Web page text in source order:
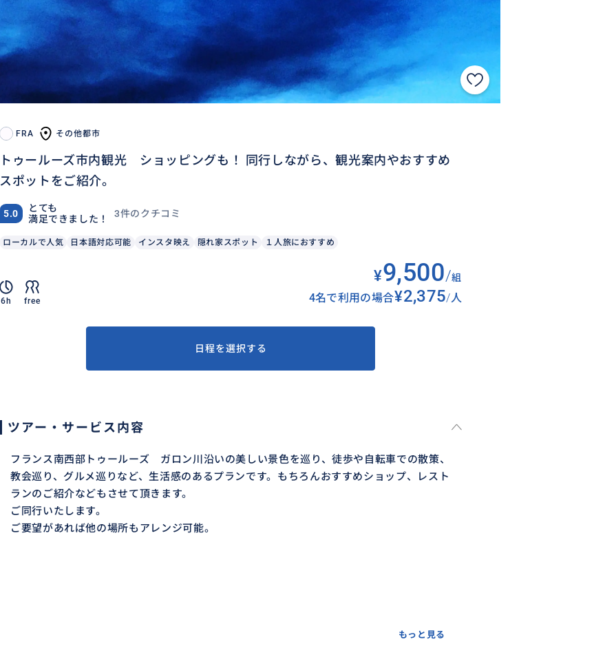
FRA その他都市
トゥールーズ市内観光 ショッピングも！ 同行しながら、観光案内やおすすめ
スポットをご紹介。
5.0
とても
満足できました！
3件のクチコミ
ローカルで人気 日本語対応可能 インスタ映え 隠れ家スポット １人旅におすすめ
6h free
¥9,500/組
4名で利用の場合 ¥2,375/人
日程を選択する
ツアー・サービス内容
フランス南西部トゥールーズ ガロン川沿いの美しい景色を巡り、徒歩や自転車での散策、
教会巡り、グルメ巡りなど、生活感のあるプランです。もちろんおすすめショップ、レスト
ランのご紹介などもさせて頂きます。
ご同行いたします。
ご要望があれば他の場所もアレンジ可能。
もっと見る